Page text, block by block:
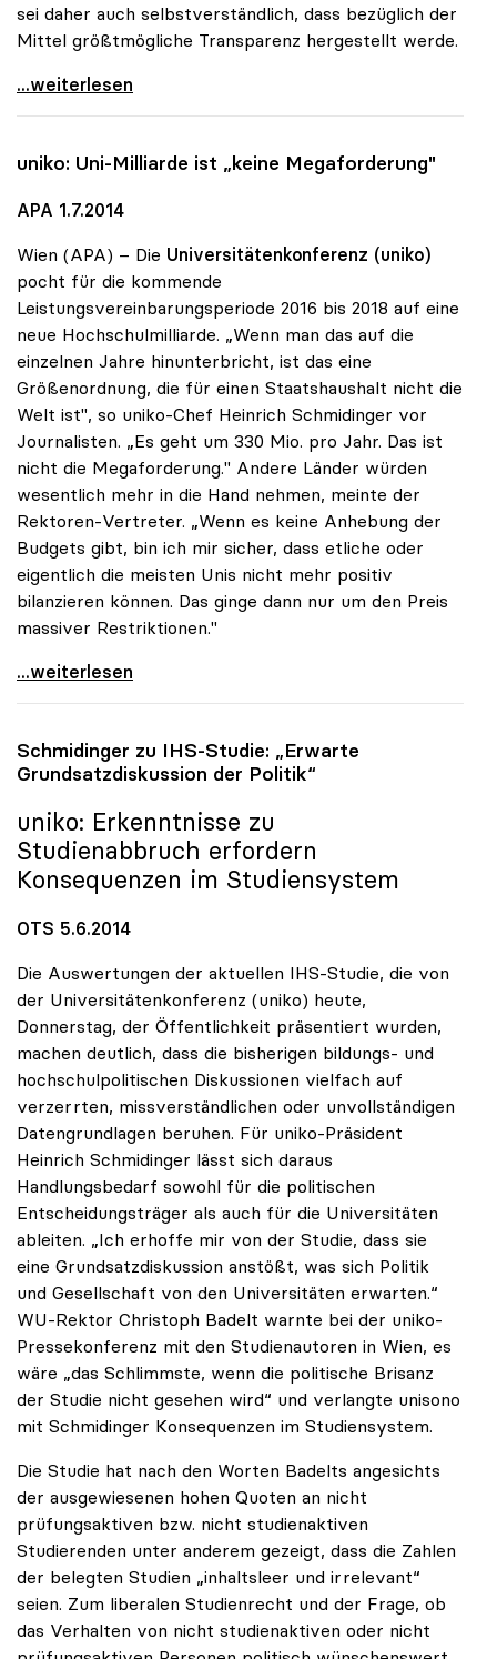
sei daher auch selbstverständlich, dass bezüglich der
Mittel größtmögliche Transparenz hergestellt werde.
uniko zu Drittmittelforschung: Ethischer Aspekt
...weiterlesen
uniko: Uni-Milliarde ist „keine Megaforderung"
APA 1.7.2014
Wien (APA) – Die Universitätenkonferenz (uniko)
pocht für die kommende
Leistungsvereinbarungsperiode 2016 bis 2018 auf eine
neue Hochschulmilliarde. „Wenn man das auf die
einzelnen Jahre hinunterbricht, ist das eine
Größenordnung, die für einen Staatshaushalt nicht die
Welt ist", so uniko-Chef Heinrich Schmidinger vor
Journalisten. „Es geht um 330 Mio. pro Jahr. Das ist
nicht die Megaforderung." Andere Länder würden
wesentlich mehr in die Hand nehmen, meinte der
Rektoren-Vertreter. „Wenn es keine Anhebung der
Budgets gibt, bin ich mir sicher, dass etliche oder
eigentlich die meisten Unis nicht mehr positiv
bilanzieren können. Das ginge dann nur um den Preis
massiver Restriktionen."
uniko: Uni-Milliarde ist „keine Megaforderung\"
...weiterlesen
Schmidinger zu IHS-Studie: „Erwarte
Grundsatzdiskussion der Politik“
uniko: Erkenntnisse zu
Studienabbruch erfordern
Konsequenzen im Studiensystem
OTS 5.6.2014
Die Auswertungen der aktuellen IHS-Studie, die von
der Universitätenkonferenz (uniko) heute,
Donnerstag, der Öffentlichkeit präsentiert wurden,
machen deutlich, dass die bisherigen bildungs- und
hochschulpolitischen Diskussionen vielfach auf
verzerrten, missverständlichen oder unvollständigen
Datengrundlagen beruhen. Für uniko-Präsident
Heinrich Schmidinger lässt sich daraus
Handlungsbedarf sowohl für die politischen
Entscheidungsträger als auch für die Universitäten
ableiten. „Ich erhoffe mir von der Studie, dass sie
eine Grundsatzdiskussion anstößt, was sich Politik
und Gesellschaft von den Universitäten erwarten.“
WU-Rektor Christoph Badelt warnte bei der uniko-
Pressekonferenz mit den Studienautoren in Wien, es
wäre „das Schlimmste, wenn die politische Brisanz
der Studie nicht gesehen wird“ und verlangte unisono
mit Schmidinger Konsequenzen im Studiensystem.
Die Studie hat nach den Worten Badelts angesichts
der ausgewiesenen hohen Quoten an nicht
prüfungsaktiven bzw. nicht studienaktiven
Studierenden unter anderem gezeigt, dass die Zahlen
der belegten Studien „inhaltsleer und irrelevant“
seien. Zum liberalen Studienrecht und der Frage, ob
das Verhalten von nicht studienaktiven oder nicht